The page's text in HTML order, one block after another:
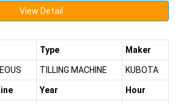
View Detail
Type Maker
TILLING MACHINE KUBOTA
Year Hour